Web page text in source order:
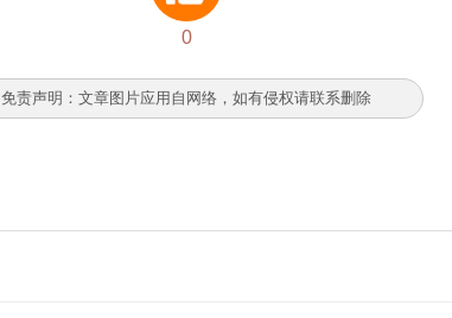
0
免责声明：文章图片应用自网络，如有侵权请联系删除